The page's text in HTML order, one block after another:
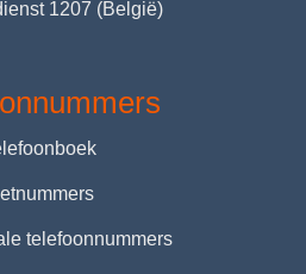
1207 (België)
Netnummers
telefoonnummers